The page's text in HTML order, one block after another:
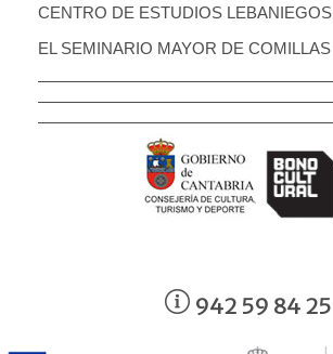
CENTRO DE ESTUDIOS LEBANIEGOS
EL SEMINARIO MAYOR DE COMILLAS
942 59 84 25